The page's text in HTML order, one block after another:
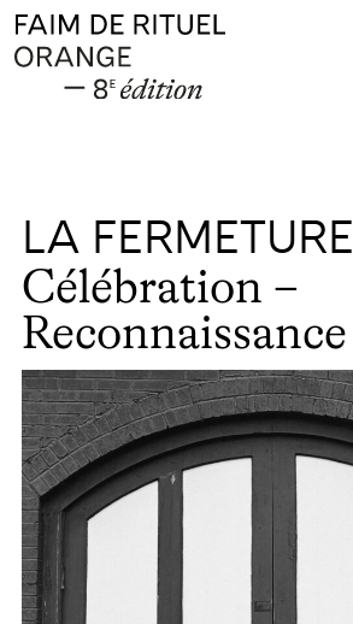
LA FERMETURE
Célébration –
Reconnaissance